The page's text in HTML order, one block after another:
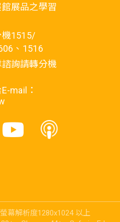
展品之學習
機1515/
、1516
詢請轉分機
mail：
幕解析度1280x1024 以上